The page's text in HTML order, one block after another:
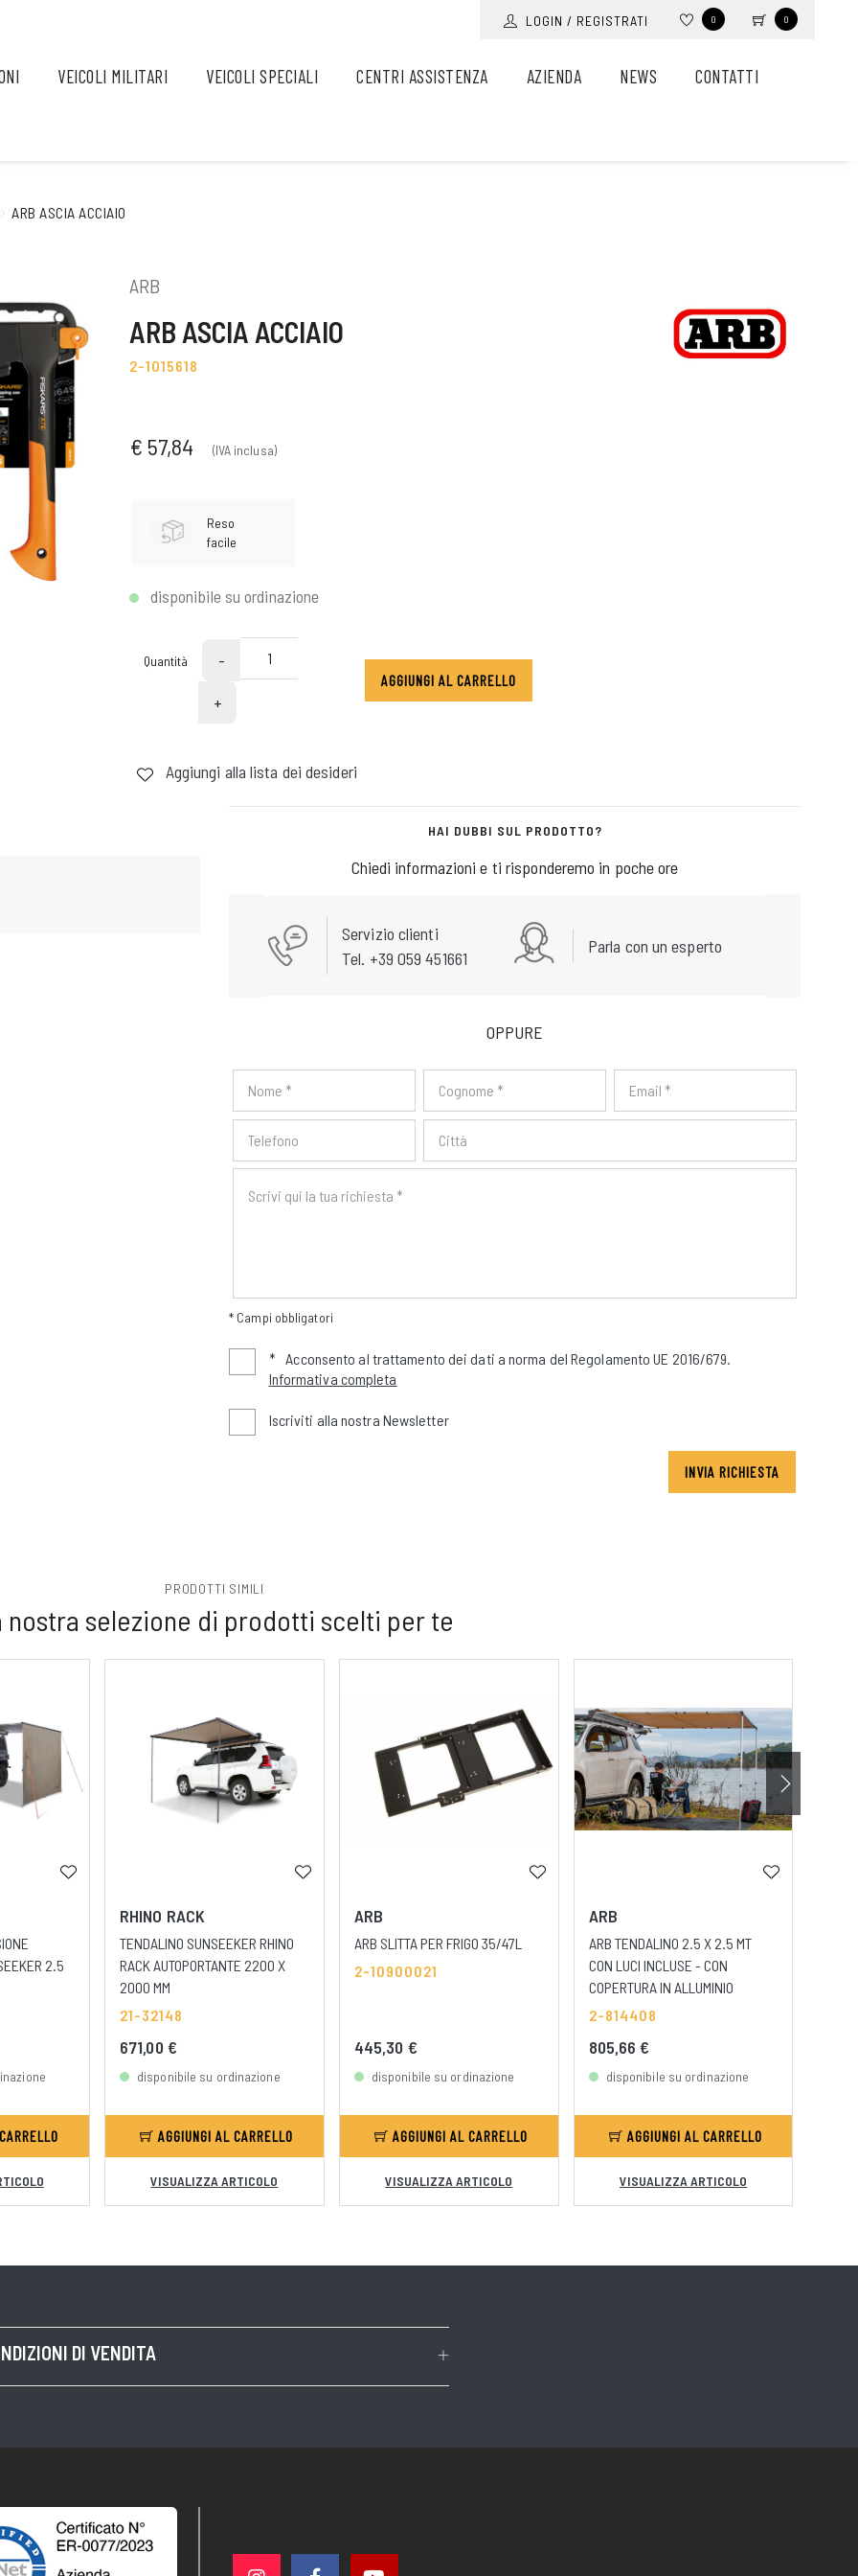
LOGIN / REGISTRATI 0 0
VEICOLI MILITARI VEICOLI SPECIALI CENTRI ASSISTENZA AZIENDA NEWS CONTATTI
ARB ASCIA ACCIAIO
ARB
ARB ASCIA ACCIAIO
2-1015618
€ 57,84 (IVA inclusa)
Reso
facile
disponibile su ordinazione
Quantità
-
+
AGGIUNGI AL CARRELLO
Aggiungi alla lista dei desideri
HAI DUBBI SUL PRODOTTO?
Chiedi informazioni e ti risponderemo in poche ore
Servizio clienti
Tel. +39 059 451661
Parla con un esperto
OPPURE
* Campi obbligatori
* Acconsento al trattamento dei dati a norma del Regolamento UE 2016/679.
Informativa completa
Iscriviti alla nostra Newsletter
INVIA RICHIESTA
PRODOTTI SIMILI
nostra selezione di prodotti scelti per te
2.5
RHINO RACK
TENDALINO SUNSEEKER RHINO
RACK AUTOPORTANTE 2200 X
2000 MM
21-32148
671,00 €
disponibile su ordinazione
AGGIUNGI AL CARRELLO
VISUALIZZA ARTICOLO
ARB
ARB SLITTA PER FRIGO 35/47L
2-10900021
445,30 €
disponibile su ordinazione
AGGIUNGI AL CARRELLO
VISUALIZZA ARTICOLO
ARB
ARB TENDALINO 2.5 X 2.5 MT
CON LUCI INCLUSE - CON
COPERTURA IN ALLUMINIO
2-814408
805,66 €
disponibile su ordinazione
AGGIUNGI AL CARRELLO
VISUALIZZA ARTICOLO
DI VENDITA